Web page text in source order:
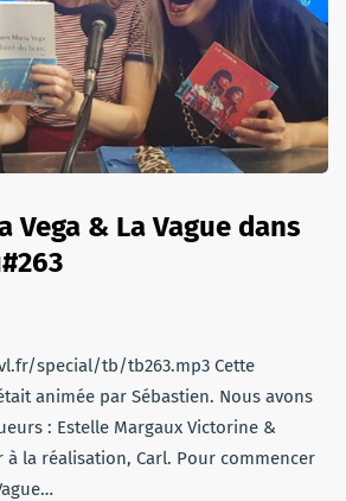
Vega & La Vague dans
special/tb/tb263.mp3 Cette
animée par Sébastien. Nous avons
: Estelle Margaux Victorine &
la réalisation, Carl. Pour commencer